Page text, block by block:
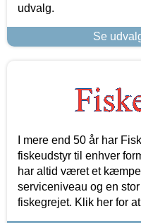
udvalg.
Se
I mere end 50 år har
fiskeudstyr til enhver
har altid været et
serviceniveau og en
fiskegrejet. Klik her for